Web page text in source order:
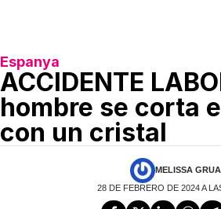
Espanya
ACCIDENTE
hombre se corta
con un cristal
MELISSA GRUA
28 DE FEBRERO DE 2024 A